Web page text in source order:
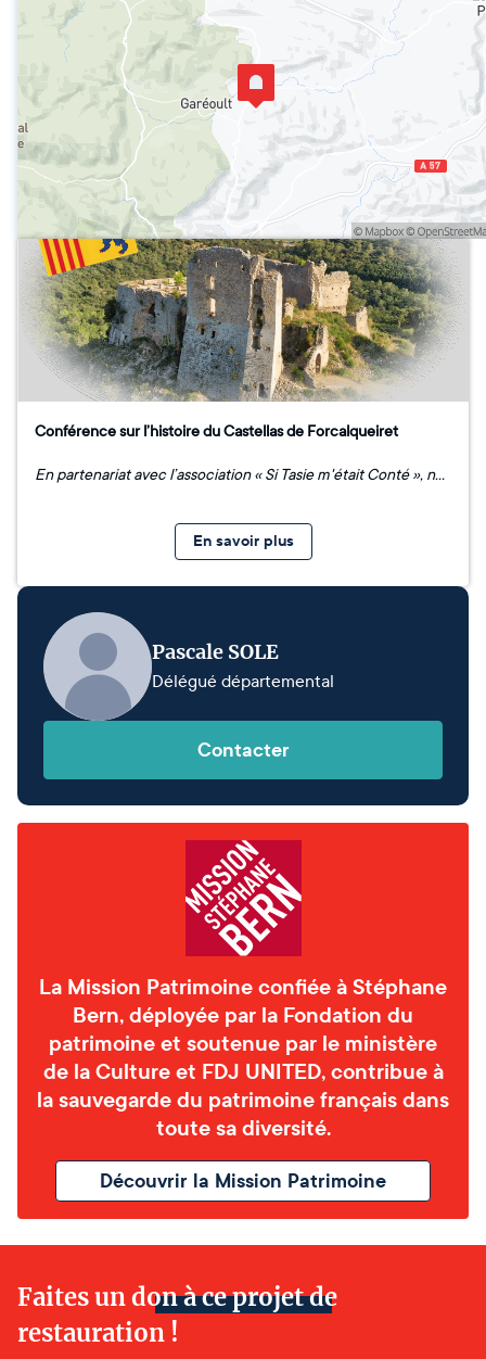
Conférence sur l’histoire du Castellas de Forcalqueiret
En partenariat avec l’association « Si Tasie m'était Conté », nous avons le plaisir de vous inviter à une Conférence sur l’histoire du Castellas de Forcalqueiret, suivie d’une présentation de l’association "Les Héritiers du Castellas" et d’un point de situation du dossier de réhabilitation, RDV le vendredi 19 avril 2024 à 18h à la Salle polyvalente Quartier des Négadisses à Ste Anastasie-sur-Issole. Conférencier : François Hesse, référent histoire des Héritiers du Castellas.
En savoir plus
Pascale SOLE
Délégué départemental
Contacter
La Mission Patrimoine confiée à Stéphane
Bern, déployée par la Fondation du
patrimoine et soutenue par le ministère
de la Culture et FDJ UNITED, contribue à
la sauvegarde du patrimoine français dans
toute sa diversité.
Découvrir la Mission Patrimoine
Faites un don à ce projet de
restauration !